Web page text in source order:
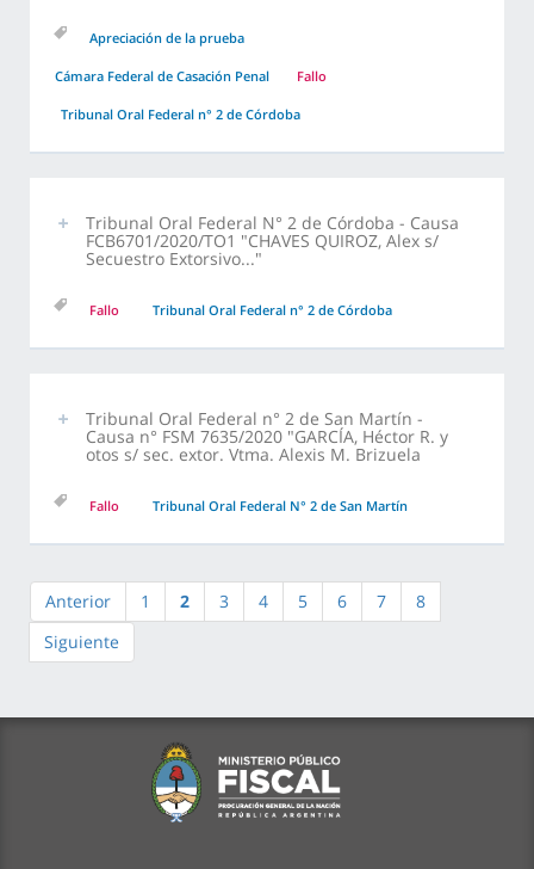
Apreciación de la prueba
Cámara Federal de Casación Penal Fallo
Tribunal Oral Federal n° 2 de Córdoba
Tribunal Oral Federal N° 2 de Córdoba - Causa
FCB6701/2020/TO1 "CHAVES QUIROZ, Alex s/
Secuestro Extorsivo..."
Fallo Tribunal Oral Federal n° 2 de Córdoba
Tribunal Oral Federal n° 2 de San Martín -
Causa n° FSM 7635/2020 "GARCÍA, Héctor R. y
otos s/ sec. extor. Vtma. Alexis M. Brizuela
Fallo Tribunal Oral Federal N° 2 de San Martín
Anterior 1 2 3 4 5 6 7
8
Siguiente